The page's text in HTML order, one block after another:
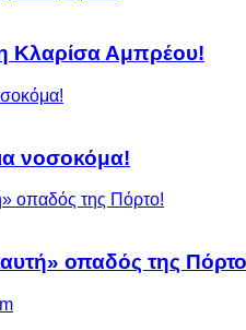
Κλαρίσα Αμπρέου!
νοσοκόμα!
οπαδός της